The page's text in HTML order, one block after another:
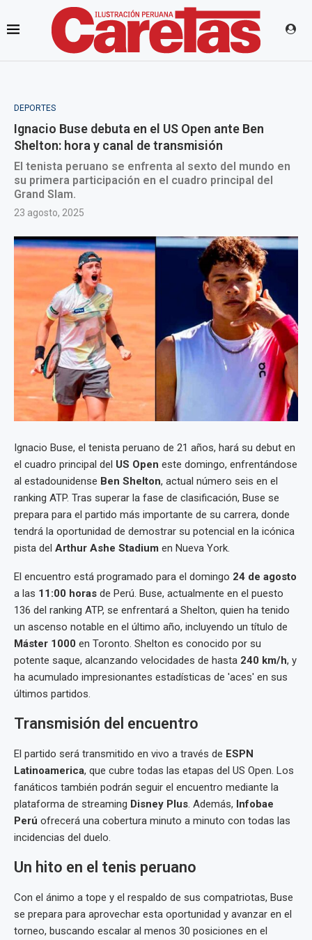
DEPORTES
Ignacio Buse debuta en el US Open ante Ben
Shelton: hora y canal de transmisión
El tenista peruano se enfrenta al sexto del mundo en
su primera participación en el cuadro principal del
Grand Slam.
23 agosto, 2025
Ignacio Buse, el tenista peruano de 21 años, hará su debut en
el cuadro principal del US Open este domingo, enfrentándose
al estadounidense Ben Shelton, actual número seis en el
ranking ATP. Tras superar la fase de clasificación, Buse se
prepara para el partido más importante de su carrera, donde
tendrá la oportunidad de demostrar su potencial en la icónica
pista del Arthur Ashe Stadium en Nueva York.
El encuentro está programado para el domingo 24 de agosto
a las 11:00 horas de Perú. Buse, actualmente en el puesto
136 del ranking ATP, se enfrentará a Shelton, quien ha tenido
un ascenso notable en el último año, incluyendo un título de
Máster 1000 en Toronto. Shelton es conocido por su
potente saque, alcanzando velocidades de hasta 240 km/h, y
ha acumulado impresionantes estadísticas de 'aces' en sus
últimos partidos.
Transmisión del encuentro
El partido será transmitido en vivo a través de ESPN
Latinoamerica, que cubre todas las etapas del US Open. Los
fanáticos también podrán seguir el encuentro mediante la
plataforma de streaming Disney Plus. Además, Infobae
Perú ofrecerá una cobertura minuto a minuto con todas las
incidencias del duelo.
Un hito en el tenis peruano
Con el ánimo a tope y el respaldo de sus compatriotas, Buse
se prepara para aprovechar esta oportunidad y avanzar en el
torneo, buscando escalar al menos 30 posiciones en el